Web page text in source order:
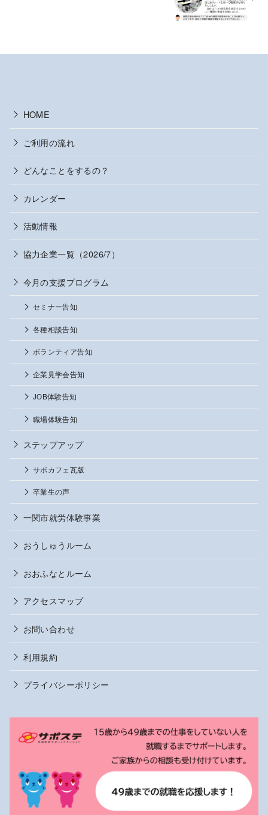
HOME
ご利用の流れ
どんなことをするの？
カレンダー
活動情報
協力企業一覧（2026/7）
今月の支援プログラム
セミナー告知
各種相談告知
ボランティア告知
企業見学会告知
JOB体験告知
職場体験告知
ステップアップ
サポカフェ瓦版
卒業生の声
一関市就労体験事業
おうしゅうルーム
おおふなとルーム
アクセスマップ
お問い合わせ
利用規約
プライバシーポリシー